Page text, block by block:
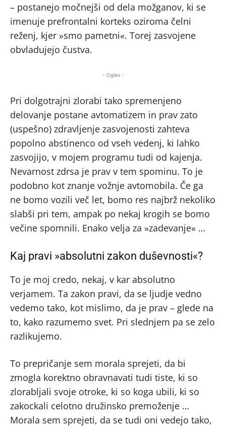
– postanejo močnejši od dela možganov, ki se
imenuje prefrontalni korteks oziroma čelni
reženj, kjer »smo pametni«. Torej zasvojene
obvladujejo čustva.
- Oglas -
Pri dolgotrajni zlorabi tako spremenjeno
delovanje postane avtomatizem in prav zato
(uspešno) zdravljenje zasvojenosti zahteva
popolno abstinenco od vseh vedenj, ki lahko
zasvojijo, v mojem programu tudi od kajenja.
Nevarnost zdrsa je prav v tem spominu. To je
podobno kot znanje vožnje avtomobila. Če ga
ne bomo vozili več let, bomo res najbrž nekoliko
slabši pri tem, ampak po nekaj krogih se bomo
večine spomnili. Enako velja za »zadevanje« …
Kaj pravi »absolutni zakon duševnosti«?
To je moj credo, nekaj, v kar absolutno
verjamem. Ta zakon pravi, da se ljudje vedno
vedemo tako, kot mislimo, da je prav – glede na
to, kako razumemo svet. Pri slednjem pa se zelo
razlikujemo.
To prepričanje sem morala sprejeti, da bi
zmogla korektno obravnavati tudi tiste, ki so
zlorabljali svoje otroke, ki so koga ubili, ki so
zakockali celotno družinsko premoženje …
Morala sem sprejeti, da se tudi oni vedejo tako,